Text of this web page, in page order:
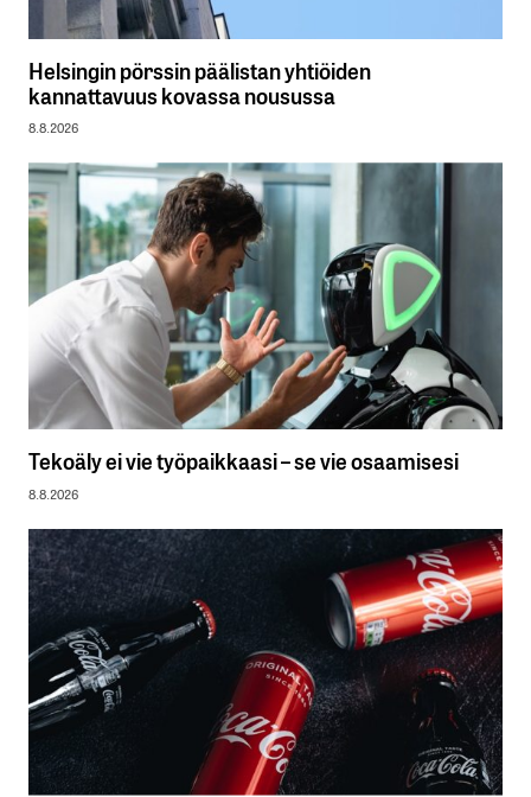
Helsingin pörssin päälistan yhtiöiden
kannattavuus kovassa nousussa
8.8.2026
Tekoäly ei vie työpaikkaasi – se vie osaamisesi
8.8.2026